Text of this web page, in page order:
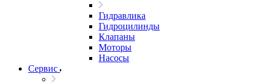
Гидравлика
Гидроцилинды
Клапаны
Моторы
Насосы
Сервис